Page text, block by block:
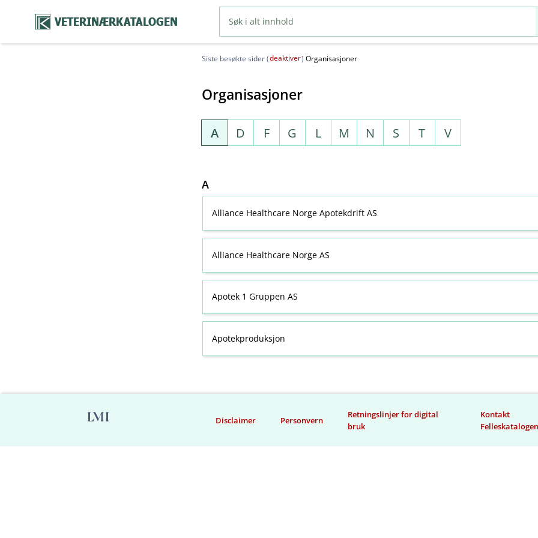
VETERINÆRKATALOGEN
Siste besøkte sider (deaktiver) Organisasjoner
Organisasjoner
A D F G L M N S T V
A
Alliance Healthcare Norge Apotekdrift AS
Alliance Healthcare Norge AS
Apotek 1 Gruppen AS
Apotekproduksjon
Disclaimer Personvern
Retningslinjer for digital
bruk
Kontakt
Felleskatalogen